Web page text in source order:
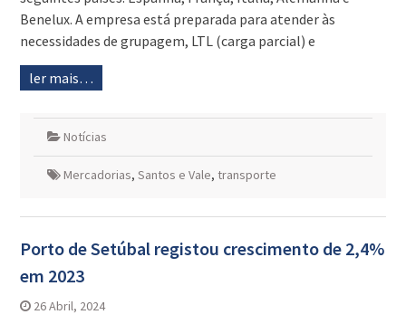
Benelux. A empresa está preparada para atender às
necessidades de grupagem, LTL (carga parcial) e
ler mais…
Notícias
Mercadorias, Santos e Vale, transporte
Porto de Setúbal registou crescimento de 2,4%
em 2023
26 Abril, 2024